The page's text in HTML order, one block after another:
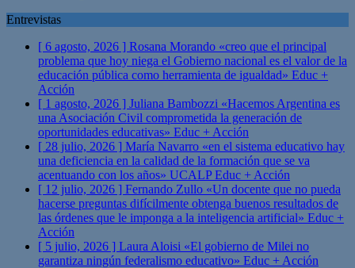
Entrevistas
[ 6 agosto, 2026 ] Rosana Morando «creo que el principal
problema que hoy niega el Gobierno nacional es el valor de la
educación pública como herramienta de igualdad» Educ +
Acción
[ 1 agosto, 2026 ] Juliana Bambozzi «Hacemos Argentina es
una Asociación Civil comprometida la generación de
oportunidades educativas» Educ + Acción
[ 28 julio, 2026 ] María Navarro «en el sistema educativo hay
una deficiencia en la calidad de la formación que se va
acentuando con los años» UCALPEduc + Acción
[ 12 julio, 2026 ] Fernando Zullo «Un docente que no pueda
hacerse preguntas difícilmente obtenga buenos resultados de
las órdenes que le imponga a la inteligencia artificial» Educ +
Acción
[ 5 julio, 2026 ] Laura Aloisi «El gobierno de Milei no
garantiza ningún federalismo educativo» Educ + Acción